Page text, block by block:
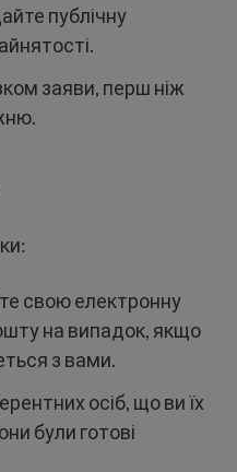
публічну
заяви, перш ніж
свою електронну
на випадок, якщо
з вами.
осіб, що ви їх
були готові